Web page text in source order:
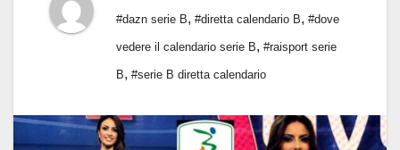
#dazn serie B, #diretta calendario B, #dove
vedere il calendario serie B, #raisport serie
B, #serie B diretta calendario